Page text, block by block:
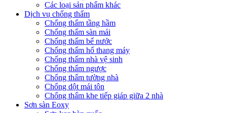
Các loại sản phẩm khác
Dịch vụ chống thấm
Chống thấm tầng hầm
Chống thấm sàn mái
Chống thấm bể nước
Chống thấm hố thang máy
Chống thấm nhà vệ sinh
Chống thấm ngược
Chống thấm tường nhà
Chống dột mái tôn
Chống thấm khe tiếp giáp giữa 2 nhà
Sơn sàn Eoxy